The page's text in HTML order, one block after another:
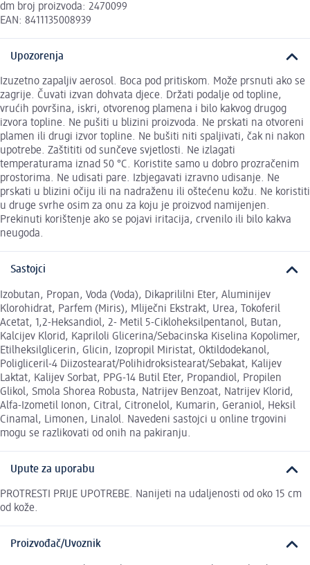
dm broj proizvoda: 2470099
EAN: 8411135008939
Upozorenja
Izuzetno zapaljiv aerosol. Boca pod pritiskom. Može prsnuti ako se
zagrije. Čuvati izvan dohvata djece. Držati podalje od topline,
vrućih površina, iskri, otvorenog plamena i bilo kakvog drugog
izvora topline. Ne pušiti u blizini proizvoda. Ne prskati na otvoreni
plamen ili drugi izvor topline. Ne bušiti niti spaljivati, čak ni nakon
upotrebe. Zaštititi od sunčeve svjetlosti. Ne izlagati
temperaturama iznad 50 °C. Koristite samo u dobro prozračenim
prostorima. Ne udisati pare. Izbjegavati izravno udisanje. Ne
prskati u blizini očiju ili na nadraženu ili oštećenu kožu. Ne koristiti
u druge svrhe osim za onu za koju je proizvod namijenjen.
Prekinuti korištenje ako se pojavi iritacija, crvenilo ili bilo kakva
neugoda.
Sastojci
Izobutan, Propan, Voda (Voda), Dikaprililni Eter, Aluminijev
Klorohidrat, Parfem (Miris), Mliječni Ekstrakt, Urea, Tokoferil
Acetat, 1,2-Heksandiol, 2- Metil 5-Cikloheksilpentanol, Butan,
Kalcijev Klorid, Kapriloli Glicerina/Sebacinska Kiselina Kopolimer,
Etilheksilglicerin, Glicin, Izopropil Miristat, Oktildodekanol,
Poligliceril-4 Diizostearat/Polihidroksistearat/Sebakat, Kalijev
Laktat, Kalijev Sorbat, PPG-14 Butil Eter, Propandiol, Propilen
Glikol, Smola Shorea Robusta, Natrijev Benzoat, Natrijev Klorid,
Alfa-Izometil Ionon, Citral, Citronelol, Kumarin, Geraniol, Heksil
Cinamal, Limonen, Linalol. Navedeni sastojci u online trgovini
mogu se razlikovati od onih na pakiranju.
Upute za uporabu
PROTRESTI PRIJE UPOTREBE. Nanijeti na udaljenosti od oko 15 cm
od kože.
Proizvođač/Uvoznik